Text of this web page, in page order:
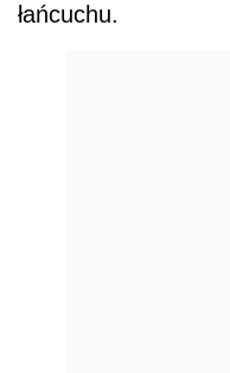
łańcuchu.